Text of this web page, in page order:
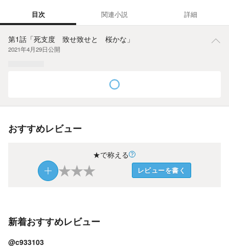
目次 関連小説 詳細
第1話「死支度 致せ致せと 桜かな」
2021年4月29日公開
おすすめレビュー
★で称える
★★★ レビューを書く
新着おすすめレビュー
@c933103